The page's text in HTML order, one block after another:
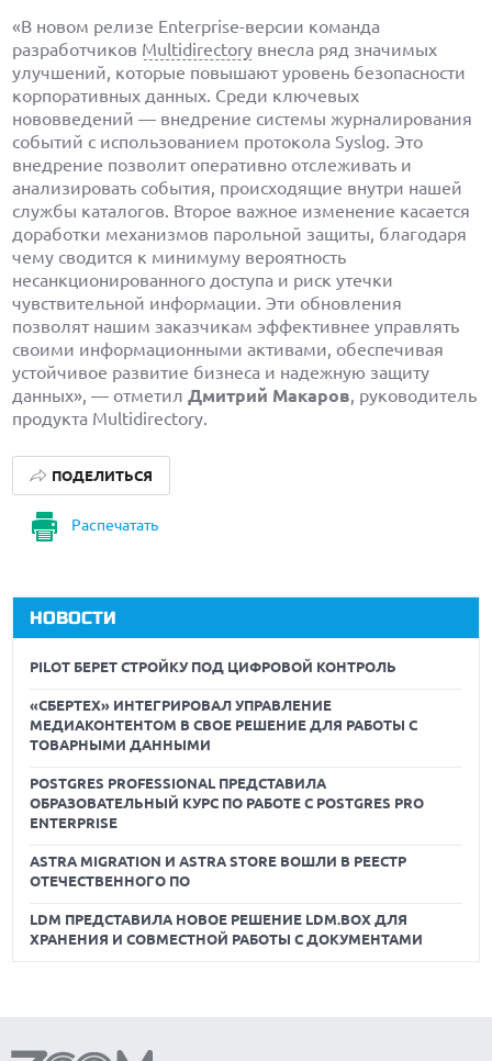
«В новом релизе Enterprise-версии команда
разработчиков Multidirectory внесла ряд значимых
улучшений, которые повышают уровень безопасности
корпоративных данных. Среди ключевых
нововведений — внедрение системы журналирования
событий с использованием протокола Syslog. Это
внедрение позволит оперативно отслеживать и
анализировать события, происходящие внутри нашей
службы каталогов. Второе важное изменение касается
доработки механизмов парольной защиты, благодаря
чему сводится к минимуму вероятность
несанкционированного доступа и риск утечки
чувствительной информации. Эти обновления
позволят нашим заказчикам эффективнее управлять
своими информационными активами, обеспечивая
устойчивое развитие бизнеса и надежную защиту
данных», — отметил Дмитрий Макаров, руководитель
продукта Multidirectory.
Распечатать
ПОДЕЛИТЬСЯ
НОВОСТИ
PILOT БЕРЕТ СТРОЙКУ ПОД ЦИФРОВОЙ КОНТРОЛЬ
«СБЕРТЕХ» ИНТЕГРИРОВАЛ УПРАВЛЕНИЕ
МЕДИАКОНТЕНТОМ В СВОЕ РЕШЕНИЕ ДЛЯ РАБОТЫ С
ТОВАРНЫМИ ДАННЫМИ
POSTGRES PROFESSIONAL ПРЕДСТАВИЛА
ОБРАЗОВАТЕЛЬНЫЙ КУРС ПО РАБОТЕ С POSTGRES PRO
ENTERPRISE
ASTRA MIGRATION И ASTRA STORE ВОШЛИ В РЕЕСТР
ОТЕЧЕСТВЕННОГО ПО
LDM ПРЕДСТАВИЛА НОВОЕ РЕШЕНИЕ LDM.BOX ДЛЯ
ХРАНЕНИЯ И СОВМЕСТНОЙ РАБОТЫ С ДОКУМЕНТАМИ